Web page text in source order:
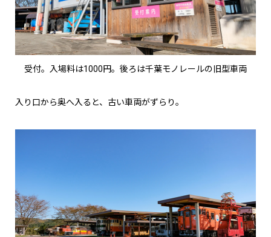
受付。入場料は1000円。後ろは千葉モノレールの旧型車両
入り口から奥へ入ると、古い車両がずらり。